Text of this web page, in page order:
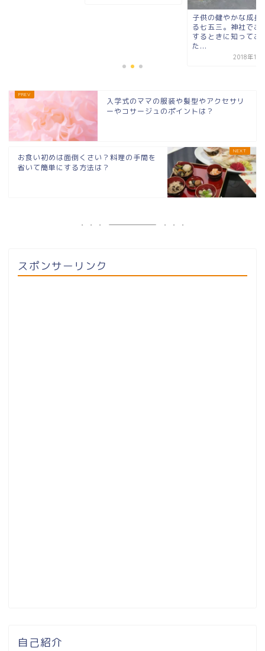
子供の健やかな成長
る七五三。神社でお
するときに知ってお
た...
2018年11
入学式のママの服装や髪型やアクセサリ
ーやコサージュのポイントは？
お食い初めは面倒くさい？料理の手間を
省いて簡単にする方法は？
スポンサーリンク
自己紹介